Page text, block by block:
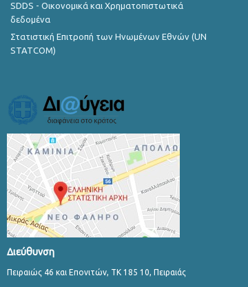
SDDS - Οικονομικά και Χρηματοπιστωτικά
δεδομένα
Στατιστική Επιτροπή των Ηνωμένων Εθνών (UN
STATCOM)
Διεύθυνση
Πειραιώς 46 και Επονιτών, ΤΚ 185 10, Πειραιάς